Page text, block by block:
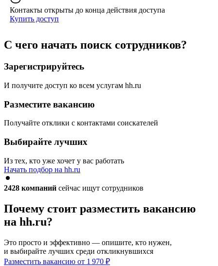
Контакты открыты до конца действия доступа
Купить доступ
С чего начать поиск сотрудников?
Зарегистрируйтесь
И получите доступ ко всем услугам hh.ru
Разместите вакансию
Получайте отклики с контактами соискателей
Выбирайте лучших
Из тех, кто уже хочет у вас работать
Начать подбор на hh.ru
2428 компаний сейчас ищут сотрудников
Почему стоит разместить вакансию
на hh.ru?
Это просто и эффективно — опишите, кто нужен,
и выбирайте лучших среди откликнувшихся
Разместить вакансию от 1 970 ₽